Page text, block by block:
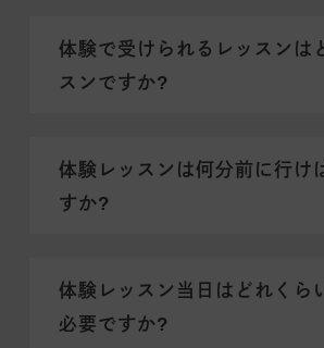
体験で受けられるレッスンは
スンですか?
体験レッスンは何分前に行け
すか?
体験レッスン当日はどれくら
必要ですか?